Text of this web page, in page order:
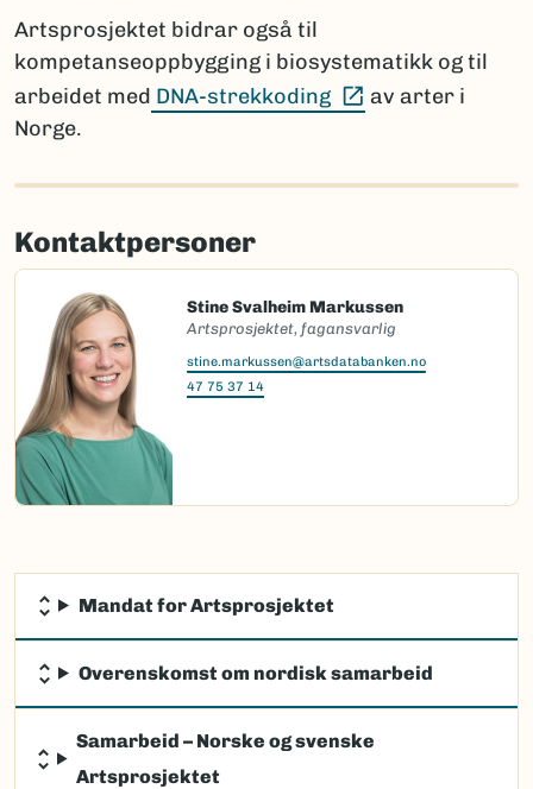
Artsprosjektet bidrar også til
kompetanseoppbygging i biosystematikk og til
arbeidet med DNA-strekkoding (Ekstern lenke)
av arter i
Norge.
Kontaktpersoner
Stine Svalheim Markussen
Artsprosjektet, fagansvarlig
stine.markussen@artsdatabanken.no
47 75 37 14
Mandat for Artsprosjektet
Overenskomst om nordisk samarbeid
Samarbeid – Norske og svenske
Artsprosjektet